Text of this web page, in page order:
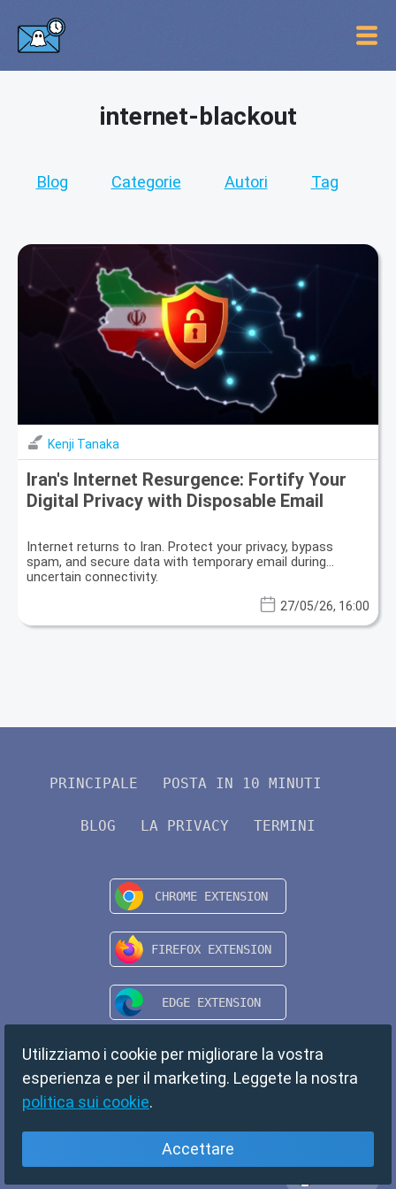
internet-blackout
Blog Categorie Autori Tag
Kenji Tanaka
Iran's Internet Resurgence: Fortify Your
Digital Privacy with Disposable Email
Internet returns to Iran. Protect your privacy, bypass
spam, and secure data with temporary email during
uncertain connectivity.
27/05/26, 16:00
PRINCIPALE POSTA IN 10 MINUTI
BLOG LA PRIVACY TERMINI
Utilizziamo i cookie per migliorare la vostra
esperienza e per il marketing. Leggete la nostra
politica sui cookie.
Accettare